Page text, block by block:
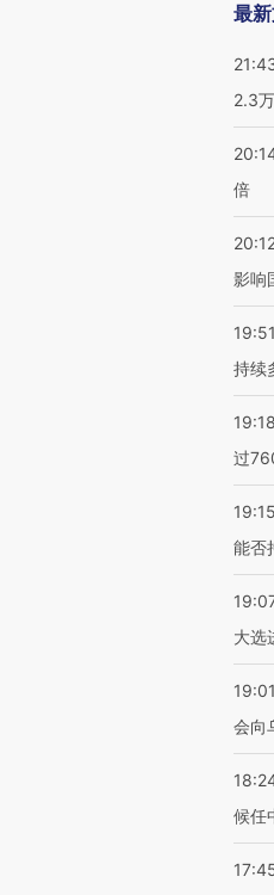
最
2.3
倍
影响
19:51
持续
19:18
过
19:15
能否
大选
19:01
会向
候任